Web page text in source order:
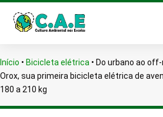
Início • Bicicleta elétrica • Do urbano ao
Orox, sua primeira bicicleta elétrica de
180 a 210 kg